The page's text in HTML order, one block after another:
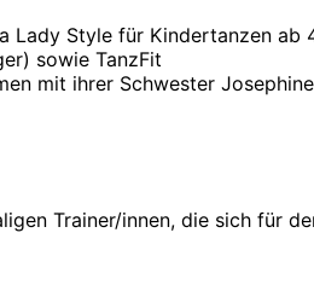
Lady Style für Kindertanzen ab
sowie TanzFit
mit ihrer Schwester
Trainer/innen, die sich für